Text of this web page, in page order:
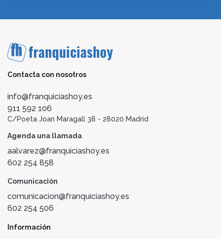
Contacta con nosotros
info@franquiciashoy.es
911 592 106
C/Poeta Joan Maragall 38 - 28020 Madrid
Agenda una llamada
aalvarez@franquiciashoy.es
602 254 858
Comunicación
comunicacion@franquiciashoy.es
602 254 506
Información